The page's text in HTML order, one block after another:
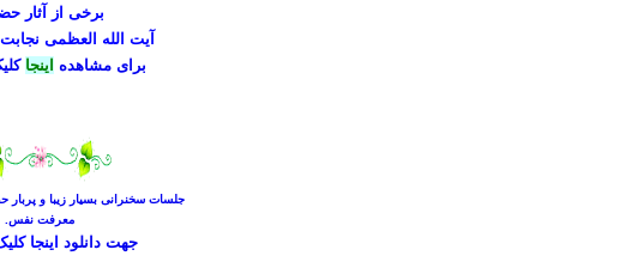
برخی از آثار
آیت الله العظمی
برای مشاهده اینجا
جلسات سخنرانی بسیار زیبا و پربار
معرفت نفس.
جهت دانلود اینجا